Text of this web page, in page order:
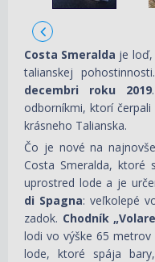
Costa Smeralda je
talianskej
decembri roku 2019
odborníkmi, ktorí
krásneho Talianska.
Čo je nové na
Costa Smeralda, ktoré
uprostred lode a je
di Spagna: veľkolepé
zadok. Chodník
lodi vo výške 65
lode, ktoré spája